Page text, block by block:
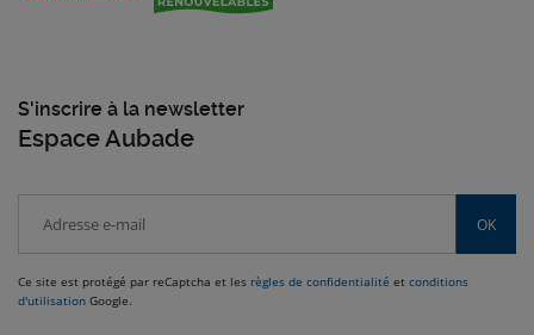
S'inscrire à la newsletter
Espace Aubade
OK
Ce site est protégé par reCaptcha et les règles de confidentialité et conditions
d'utilisation Google.